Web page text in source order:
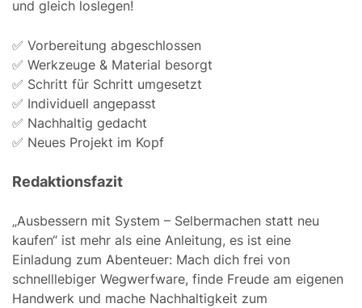
und gleich loslegen!
✅ Vorbereitung abgeschlossen
✅ Werkzeuge & Material besorgt
✅ Schritt für Schritt umgesetzt
✅ Individuell angepasst
✅ Nachhaltig gedacht
✅ Neues Projekt im Kopf
Redaktionsfazit
„Ausbessern mit System – Selbermachen statt neu
kaufen“ ist mehr als eine Anleitung, es ist eine
Einladung zum Abenteuer: Mach dich frei von
schnelllebiger Wegwerfware, finde Freude am eigenen
Handwerk und mache Nachhaltigkeit zum